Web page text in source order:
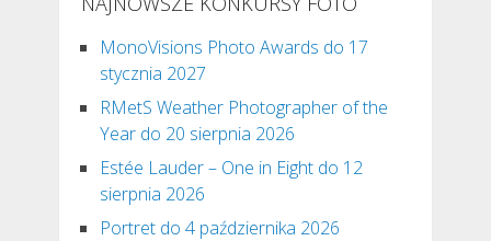
MonoVisions Photo Awards do 17
stycznia 2027
RMetS Weather Photographer of the
Year do 20 sierpnia 2026
Estée Lauder – One in Eight do 12
sierpnia 2026
Portret do 4 października 2026